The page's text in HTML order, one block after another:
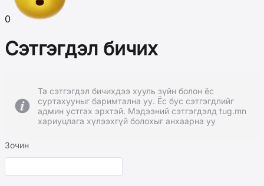
0
Сэтгэгдэл бичих
Та сэтгэгдэл бичихдээ хууль зүйн болон ёс
суртахууныг баримтална уу. Ёс бус сэтгэгдлийг
админ устгах эрхтэй. Мэдээний сэтгэгдэлд tug.mn
хариуцлага хүлээхгүй болохыг анхаарна уу
Зочин